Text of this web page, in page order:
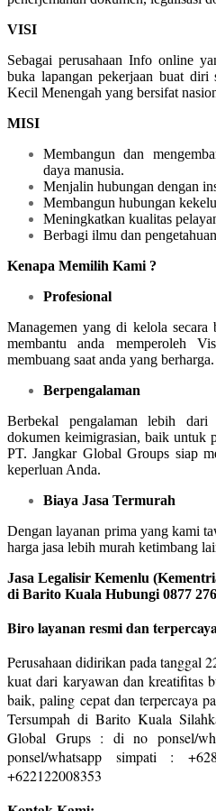
VISI
Sebagai perusahaan Info online
buka lapangan pekerjaan buat diri
Kecil Menengah yang bersifat
MISI
Membangun dan
daya manusia.
Menjalin hubungan dengan
Membangun hubungan
Meningkatkan kualitas
Berbagi ilmu dan
Kenapa Memilih Kami ?
Profesional
Managemen yang di kelola
membantu anda memperoleh
membuang saat anda yang berharga.
Berpengalaman
Berbekal pengalaman lebih
dokumen keimigrasian, baik untuk
PT. Jangkar Global Groups siap
keperluan Anda.
Biaya Jasa Termurah
Dengan layanan prima yang kami
harga jasa lebih murah ketimbang
Jasa Legalisir Kemenlu
di Barito Kuala Hubungi 0877
Biro layanan resmi dan
Perusahaan didirikan pada tanggal
kuat dari karyawan dan kreatifitas
baik, paling cepat dan terpercaya
Tersumpah di Barito Kuala
Global Grups : di no ponsel/
ponsel/whatsapp simpati :
+622122008353